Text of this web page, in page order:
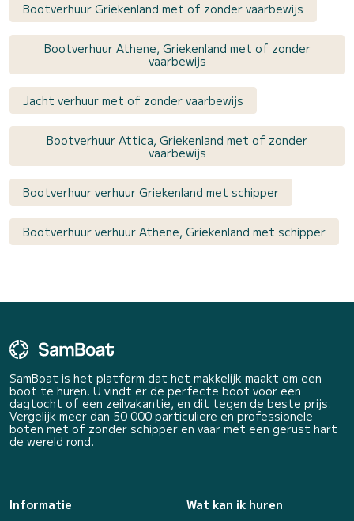
Bootverhuur Griekenland met of zonder vaarbewijs
Bootverhuur Athene, Griekenland met of zonder
vaarbewijs
Jacht verhuur met of zonder vaarbewijs
Bootverhuur Attica, Griekenland met of zonder
vaarbewijs
Bootverhuur verhuur Griekenland met schipper
Bootverhuur verhuur Athene, Griekenland met schipper
SamBoat is het platform dat het makkelijk maakt om een
boot te huren. U vindt er de perfecte boot voor een
dagtocht of een zeilvakantie, en dit tegen de beste prijs.
Vergelijk meer dan 50 000 particuliere en professionele
boten met of zonder schipper en vaar met een gerust hart
de wereld rond.
Informatie
Wat kan ik huren